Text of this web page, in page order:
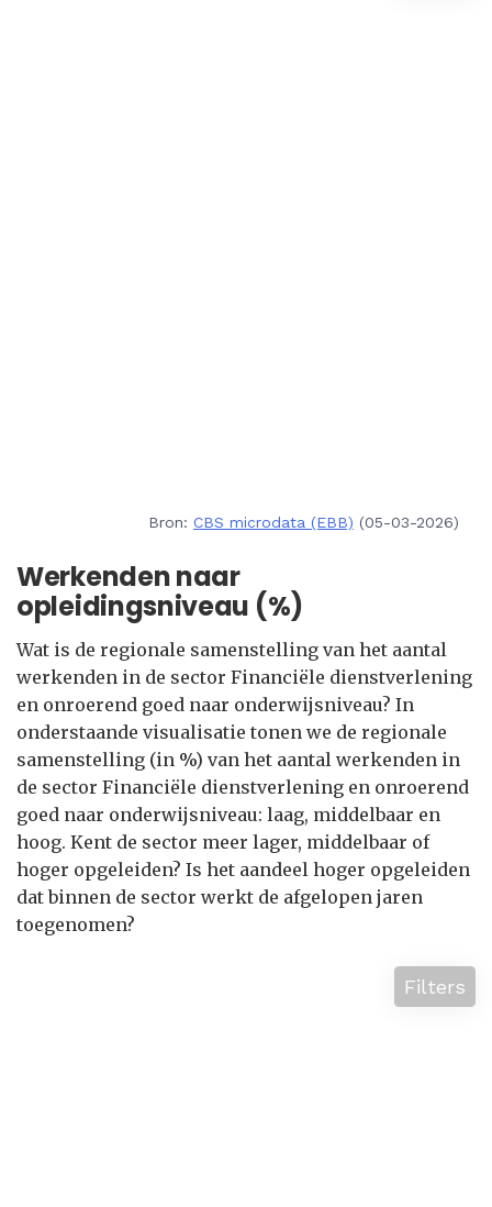
Bron: CBS microdata (EBB) (05-03-2026)
Werkenden naar
opleidingsniveau (%)
Wat is de regionale samenstelling van het aantal
werkenden in de sector Financiële dienstverlening
en onroerend goed naar onderwijsniveau? In
onderstaande visualisatie tonen we de regionale
samenstelling (in %) van het aantal werkenden in
de sector Financiële dienstverlening en onroerend
goed naar onderwijsniveau: laag, middelbaar en
hoog. Kent de sector meer lager, middelbaar of
hoger opgeleiden? Is het aandeel hoger opgeleiden
dat binnen de sector werkt de afgelopen jaren
toegenomen?
Filters